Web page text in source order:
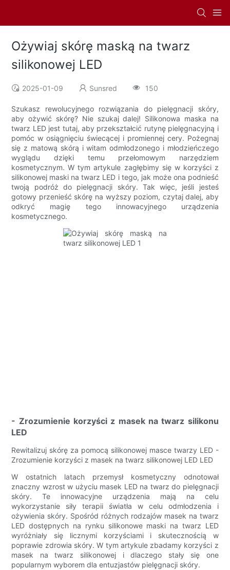
Ożywiaj skórę maską na twarz
silikonowej LED
2025-01-09 Sunsred 150
Szukasz rewolucyjnego rozwiązania do pielęgnacji skóry,
aby ożywić skórę? Nie szukaj dalej! Silikonowa maska ​​na
twarz LED jest tutaj, aby przekształcić rutynę pielęgnacyjną i
pomóc w osiągnięciu świecącej i promiennej cery. Pożegnaj
się z matową skórą i witam odmłodzonego i młodzieńczego
wyglądu dzięki temu przełomowym narzędziem
kosmetycznym. W tym artykule zagłębimy się w korzyści z
silikonowej maski na twarz LED i tego, jak może ona podnieść
twoją podróż do pielęgnacji skóry. Tak więc, jeśli jesteś
gotowy przenieść skórę na wyższy poziom, czytaj dalej, aby
odkryć magię tego innowacyjnego urządzenia
kosmetycznego.
- Zrozumienie korzyści z masek na twarz silikonu
LED
Rewitalizuj skórę za pomocą silikonowej masce twarzy LED -
Zrozumienie korzyści z masek na twarz silikonowej LED LED
W ostatnich latach przemysł kosmetyczny odnotował
znaczny wzrost w użyciu masek LED na twarz do pielęgnacji
skóry. Te innowacyjne urządzenia mają na celu
wykorzystanie siły terapii światła w celu odmłodzenia i
ożywienia skóry. Spośród różnych rodzajów masek na twarz
LED dostępnych na rynku silikonowe maski na twarz LED
wyróżniały się licznymi korzyściami i skutecznością w
poprawie zdrowia skóry. W tym artykule zbadamy korzyści z
masek na twarz silikonowej i dlaczego stały się one
popularnym wyborem dla entuzjastów pielęgnacji skóry.